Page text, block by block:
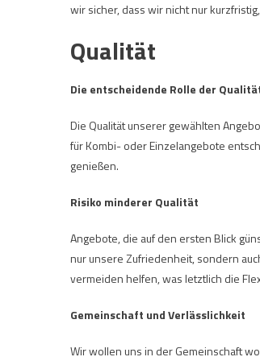
wir sicher, dass wir nicht nur
Qualität
Die entscheidende Rolle der
Die Qualität unserer gewählten
für Kombi- oder Einzelangebote
genießen.
Risiko minderer Qualität
Angebote, die auf den ersten Blick
nur unsere Zufriedenheit, sondern
vermeiden helfen, was letztlich die
Gemeinschaft und Verlässlichkeit
Wir wollen uns in der Gemeinschaft